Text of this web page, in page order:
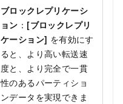
ブロックレプリケーシ
ョン ： [ブロックレプリ
ケーション] を有効にす
ると、より高い転送速
度と、より完全で一貫
性のあるパーティショ
ンデータを実現できま